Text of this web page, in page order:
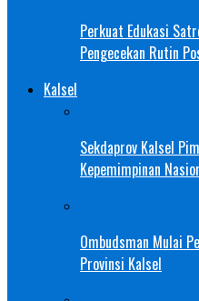
Perkuat Edukasi
Pengecekan Rutin
Kalsel
Sekdaprov Kalsel
Kepemimpinan
Ombudsman Mulai
Provinsi Kalsel